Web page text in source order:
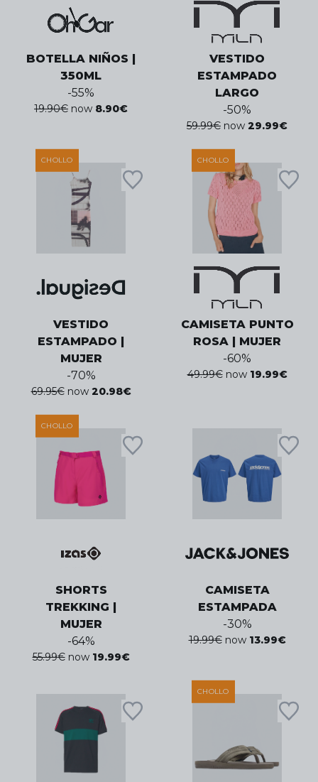
BOTELLA NIÑOS |
350ML
-55%
19.90€ now 8.90€
VESTIDO
ESTAMPADO
LARGO
-50%
59.99€ now 29.99€
CHOLLO
VESTIDO
ESTAMPADO |
MUJER
-70%
69.95€ now 20.98€
CHOLLO
CAMISETA PUNTO
ROSA | MUJER
-60%
49.99€ now 19.99€
CHOLLO
SHORTS
TREKKING |
MUJER
-64%
55.99€ now 19.99€
CAMISETA
ESTAMPADA
-30%
19.99€ now 13.99€
CHOLLO